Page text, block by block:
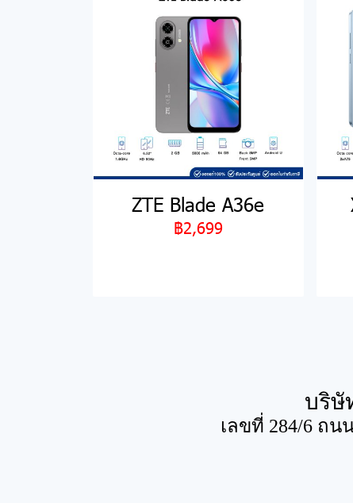
ZTE Blade A36e
฿2,699
บริษั
เลขที่ 284/6 ถ